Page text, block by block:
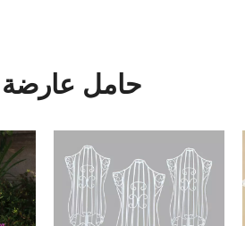
حامل عارضة